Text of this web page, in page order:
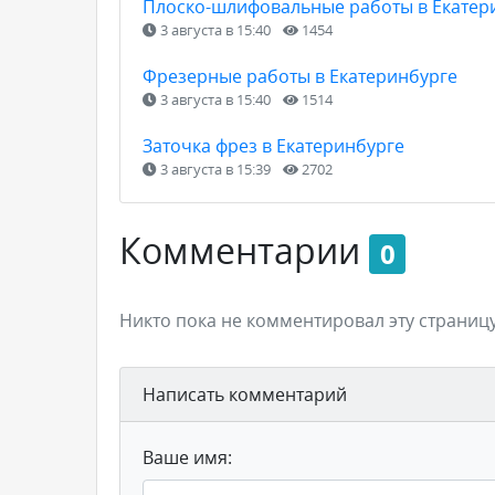
Плоско-шлифовальные работы в
3 августа в 15:40 1454
Фрезерные работы в Екатеринбурге
3 августа в 15:40 1514
Заточка фрез в Екатеринбурге
3 августа в 15:39 2702
Комментарии 0
Никто пока не комментировал эту
Написать комментарий
Ваше имя: